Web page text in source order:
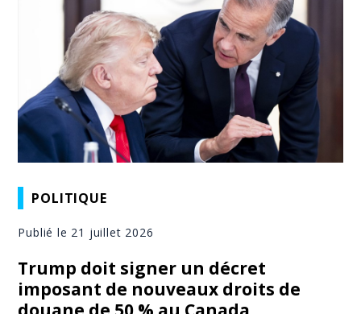
POLITIQUE
Publié le 21 juillet 2026
Trump doit signer un décret
imposant de nouveaux droits de